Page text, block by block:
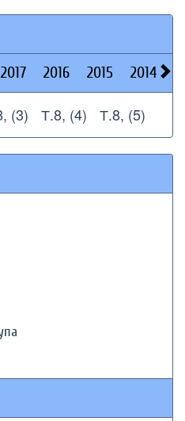
2017 2016 2015 2014
(3) Т.8, (4) Т.8, (5)